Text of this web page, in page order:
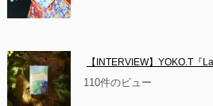
【INTERVIEW】YOKO.T『
110件のビュー